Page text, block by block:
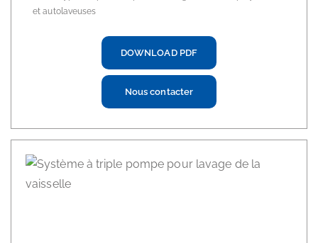
et autolaveuses
DOWNLOAD PDF
Nous contacter